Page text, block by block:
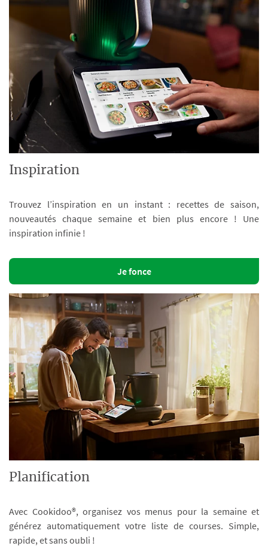
Inspiration
Trouvez l’inspiration en un instant : recettes de saison,
nouveautés chaque semaine et bien plus encore ! Une
inspiration infinie !
Je fonce
Planification
Avec Cookidoo®, organisez vos menus pour la semaine et
générez automatiquement votre liste de courses. Simple,
rapide, et sans oubli !